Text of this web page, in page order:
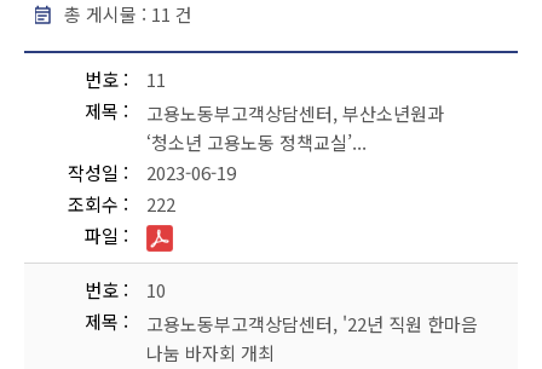
총 게시물 : 11 건
번호
11
제목
고용노동부고객상담센터, 부산소년원과
‘청소년 고용노동 정책교실’...
작성일
2023-06-19
조회수
222
파일
번호
10
제목
고용노동부고객상담센터, '22년 직원 한마음
나눔 바자회 개최